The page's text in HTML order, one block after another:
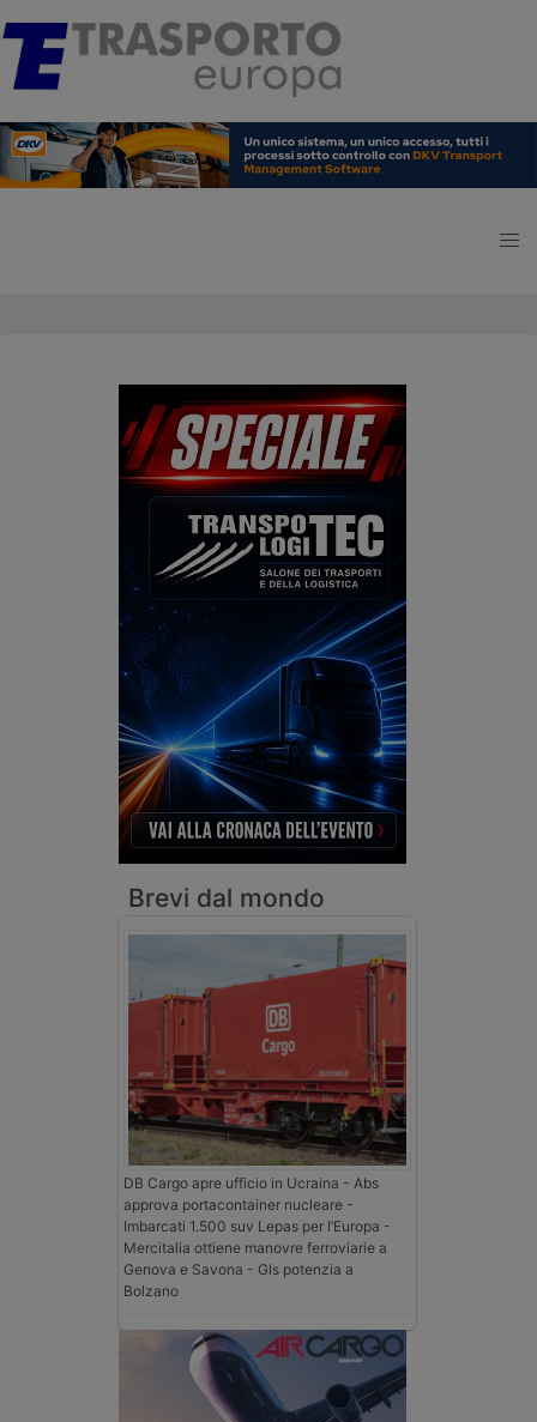
Brevi dal mondo
DB Cargo apre ufficio in Ucraina - Abs
approva portacontainer nucleare -
Imbarcati 1.500 suv Lepas per l’Europa -
Mercitalia ottiene manovre ferroviarie a
Genova e Savona - Gls potenzia a
Bolzano